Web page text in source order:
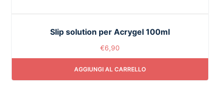
Slip solution per Acrygel 100ml
€6,90
AGGIUNGI AL CARRELLO